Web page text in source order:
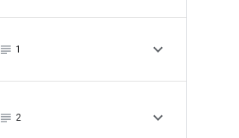
subject_black
1 
subject_black
2 